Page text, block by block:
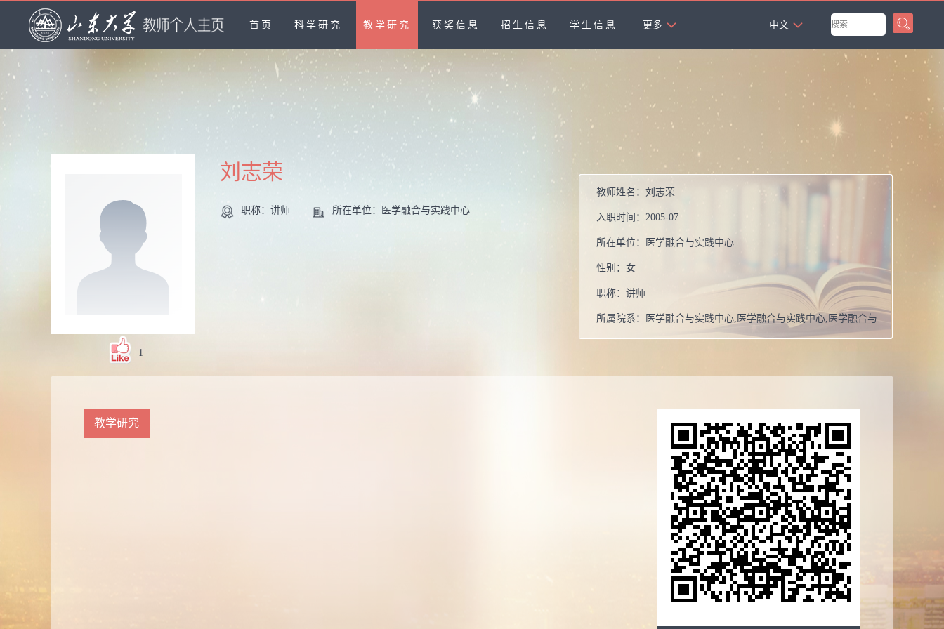
首页 科学研究 教学研究 获奖信息 招生信息 学生信息 更多
中文
1
刘志荣
职称：讲师 所在单位：医学融合与实践中心
教师姓名： 刘志荣
入职时间： 2005-07
所在单位： 医学融合与实践中心
性别： 女
职称： 讲师
所属院系： 医学融合与实践中心,医学融合与实践中心,医学融合与
教学研究